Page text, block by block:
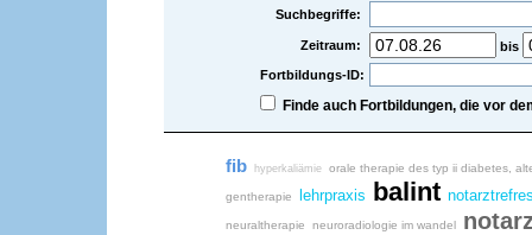
Suchbegriffe:
Zeitraum:
bis
Fortbildungs-ID:
Finde auch Fortbildungen, die vor
fib hyperkaliämie orale therapie des typ ii diabetes,
gentherapie lehrpraxis balint
neuraltherapie neuroradiologie im wandel